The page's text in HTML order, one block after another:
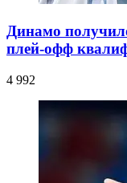
Динамо
плей-офф
4 992